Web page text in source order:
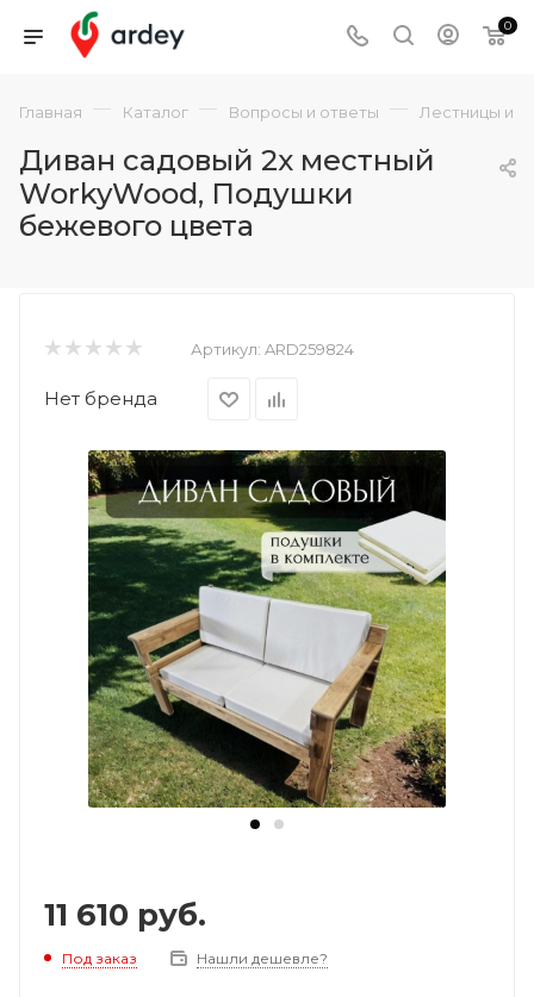
0
Главная — Каталог — Вопросы и ответы — Лестницы и
Диван садовый 2х местный
WorkyWood, Подушки
бежевого цвета
Артикул: ARD259824
Нет бренда
11 610 руб.
Под заказ Нашли дешевле?